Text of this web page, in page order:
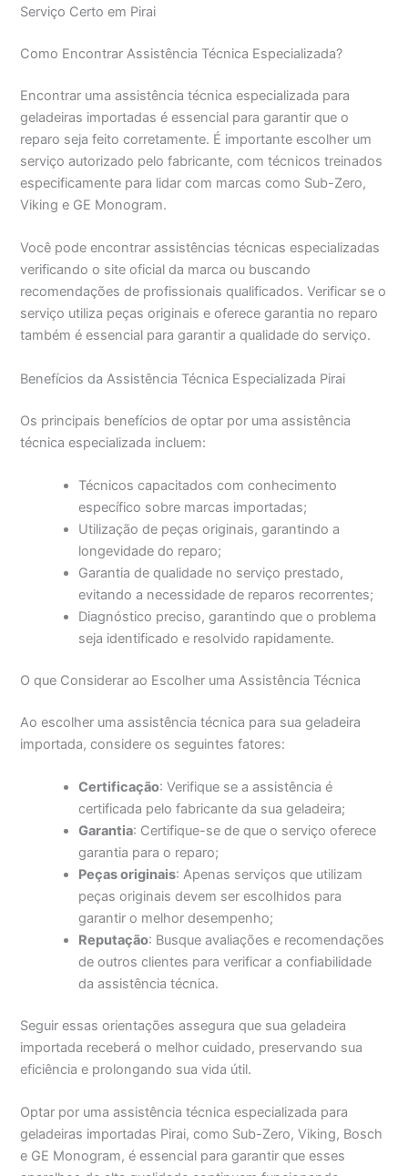
Serviço Certo em Pirai
Como Encontrar Assistência Técnica Especializada?
Encontrar uma assistência técnica especializada para
geladeiras importadas é essencial para garantir que o
reparo seja feito corretamente. É importante escolher um
serviço autorizado pelo fabricante, com técnicos treinados
especificamente para lidar com marcas como Sub-Zero,
Viking e GE Monogram.
Você pode encontrar assistências técnicas especializadas
verificando o site oficial da marca ou buscando
recomendações de profissionais qualificados. Verificar se o
serviço utiliza peças originais e oferece garantia no reparo
também é essencial para garantir a qualidade do serviço.
Benefícios da Assistência Técnica Especializada Pirai
Os principais benefícios de optar por uma assistência
técnica especializada incluem:
Técnicos capacitados com conhecimento
específico sobre marcas importadas;
Utilização de peças originais, garantindo a
longevidade do reparo;
Garantia de qualidade no serviço prestado,
evitando a necessidade de reparos recorrentes;
Diagnóstico preciso, garantindo que o problema
seja identificado e resolvido rapidamente.
O que Considerar ao Escolher uma Assistência Técnica
Ao escolher uma assistência técnica para sua geladeira
importada, considere os seguintes fatores:
Certificação: Verifique se a assistência é
certificada pelo fabricante da sua geladeira;
Garantia: Certifique-se de que o serviço oferece
garantia para o reparo;
Peças originais: Apenas serviços que utilizam
peças originais devem ser escolhidos para
garantir o melhor desempenho;
Reputação: Busque avaliações e recomendações
de outros clientes para verificar a confiabilidade
da assistência técnica.
Seguir essas orientações assegura que sua geladeira
importada receberá o melhor cuidado, preservando sua
eficiência e prolongando sua vida útil.
Optar por uma assistência técnica especializada para
geladeiras importadas Pirai, como Sub-Zero, Viking, Bosch
e GE Monogram, é essencial para garantir que esses